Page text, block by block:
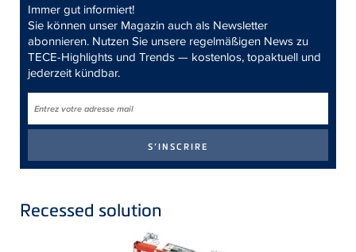
Immer gut informiert!
Sie können unser Magazin auch als Newsletter
abonnieren. Nutzen Sie unsere regelmäßigen News zu
TECE-Highlights und Trends — kostenlos, topaktuell und
jederzeit kündbar.
Recessed solution